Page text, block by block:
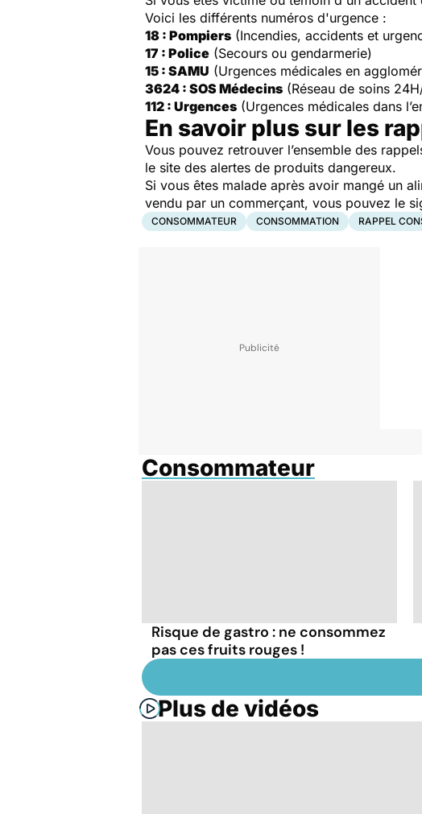
Voici les différents numéros d'urgence :
18 : Pompiers (Incendies, accidents et
17 : Police (Secours ou gendarmerie)
15 : SAMU (Urgences médicales en
3624 : SOS Médecins (Réseau de soins
112 : Urgences (Urgences médicales dans
En savoir plus sur les
Vous pouvez retrouver l’ensemble des
le site des alertes de produits dangereux.
Si vous êtes malade après avoir mangé un
vendu par un commerçant, vous pouvez le
CONSOMMATEUR CONSOMMATION RAPPEL
Consommateur
Risque de gastro : ne consommez
pas ces fruits rouges !
Plus de vidéos